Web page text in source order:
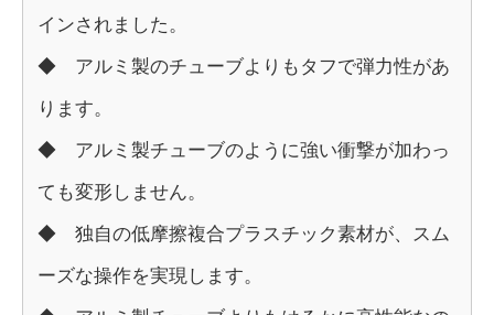
インされました。
◆ アルミ製のチューブよりもタフで弾力性があ
ります。
◆ アルミ製チューブのように強い衝撃が加わっ
ても変形しません。
◆ 独自の低摩擦複合プラスチック素材が、スム
ーズな操作を実現します。